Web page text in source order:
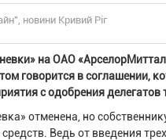
новини Кривий Ріг
на ОАО
говорится в соглашении,
с одобрения делегатов
отменена, но
Ведь от введения